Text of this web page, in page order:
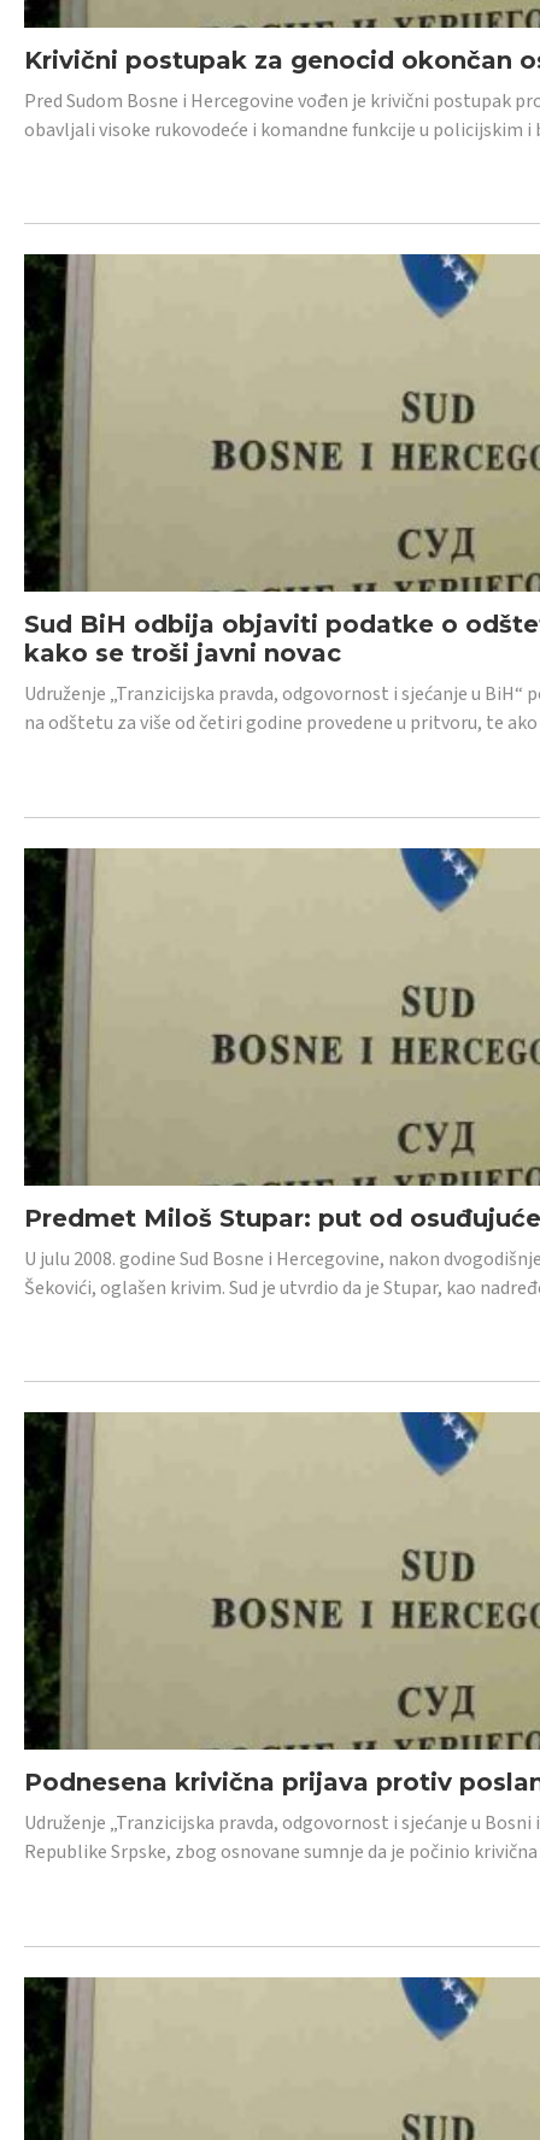
Krivični postupak za genocid okončan
Pred Sudom Bosne i Hercegovine vođen je krivični postupak
obavljali visoke rukovodeće i komandne funkcije u policijskim
Sud BiH odbija objaviti podatke o
kako se troši javni novac
Udruženje „Tranzicijska pravda, odgovornost i sjećanje u
na odštetu za više od četiri godine provedene u pritvoru, te
Predmet Miloš Stupar: put od
U julu 2008. godine Sud Bosne i Hercegovine, nakon
Šekovići, oglašen krivim. Sud je utvrdio da je Stupar, kao
Podnesena krivična prijava protiv
Udruženje „Tranzicijska pravda, odgovornost i sjećanje u
Republike Srpske, zbog osnovane sumnje da je počinio